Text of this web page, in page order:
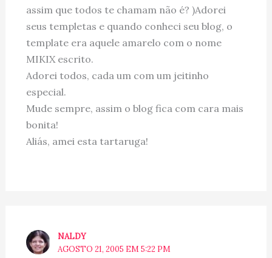
assim que todos te chamam não é? )Adorei
seus templetas e quando conheci seu blog, o
template era aquele amarelo com o nome
MIKIX escrito.
Adorei todos, cada um com um jeitinho
especial.
Mude sempre, assim o blog fica com cara mais
bonita!
Aliás, amei esta tartaruga!
NALDY
AGOSTO 21, 2005 EM 5:22 PM